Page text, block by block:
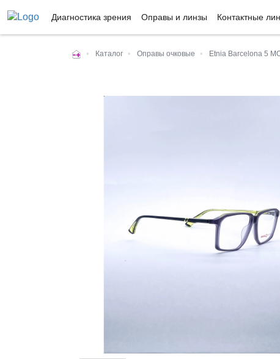
Диагностика зрения Оправы и линзы Контактные
• Каталог • Оправы очковые • Etnia Barcelona 5